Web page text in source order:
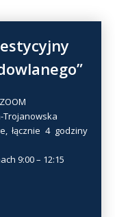
Trojanowska
łącznie 4 godziny
9:00 – 12:15